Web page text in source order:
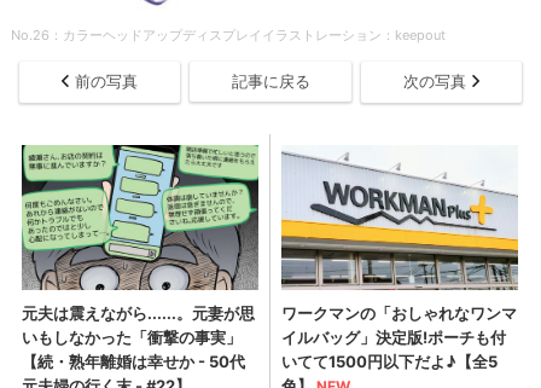
No.26：カラーヘッドアップディスプレイイラストレーション：keepout
前の写真 記事に戻る 次の写真